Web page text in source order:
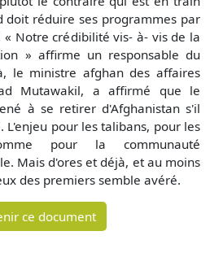
doit réduire ses programmes par
Notre crédibilité vis- à- vis de la
» affirme un responsable du
le ministre afghan des affaires
Mutawakil, a affirmé que le
à se retirer d'Afghanistan s'il
L'enjeu pour les talibans, pour les
pour la communauté
Mais d'ores et déjà, et au moins
des premiers semble avéré.
ce document